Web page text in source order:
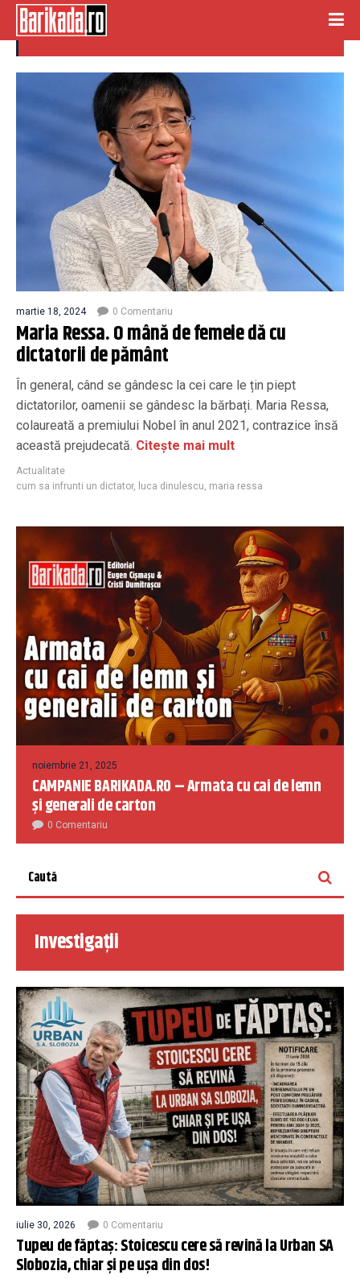
luca dinulescu
martie 18, 2024 0 Comentariu
Maria Ressa. O mână de femeie dă cu
dictatorii de pământ
În general, când se gândesc la cei care le țin piept
dictatorilor, oamenii se gândesc la bărbați. Maria Ressa,
colaureată a premiului Nobel în anul 2021, contrazice însă
această prejudecată. Citește mai mult
Actualitate
cum sa infrunti un dictator, luca dinulescu, maria ressa
noiembrie 21, 2025
CAMPANIE BARIKADA.RO – Armata cu cai de lemn
și generali de carton
0 Comentariu
Investigații
iulie 30, 2026 0 Comentariu
Tupeu de făptaș: Stoicescu cere să revină la Urban SA
Slobozia, chiar și pe ușa din dos!